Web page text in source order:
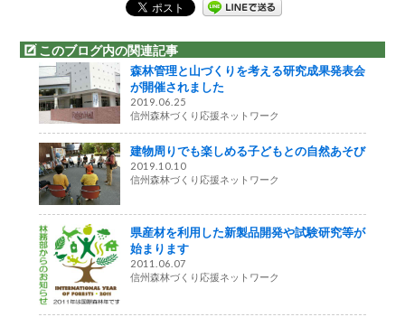
このブログ内の関連記事
森林管理と山づくりを考える研究成果発表会
が開催されました
2019.06.25
信州森林づくり応援ネットワーク
建物周りでも楽しめる子どもとの自然あそび
2019.10.10
信州森林づくり応援ネットワーク
県産材を利用した新製品開発や試験研究等が
始まります
2011.06.07
信州森林づくり応援ネットワーク